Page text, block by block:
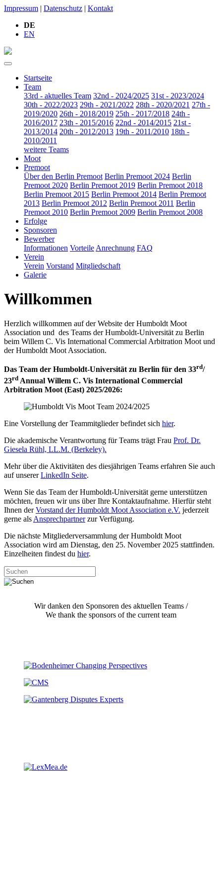
Impressum | Datenschutz | Kontakt
DE
EN
Startseite
Team
33rd - aktuelles Team 32nd - 2024/2025 31st - 2023/2024
30th - 2022/2023 29th - 2021/2022 28th - 2020/2021 27th -
2019/2020 26th - 2018/2019 25th - 2017/2018 24th -
2016/2017 23th - 2015/2016 22nd - 2014/2015 21st -
2013/2014 20th - 2012/2013 19th - 2011/2010 18th -
2010/2011
weitere Teams
Moot
Premoot
Über den Berlin Premoot Berlin Premoot 2024 Berlin
Premoot 2020 Berlin Premoot 2019 Berlin Premoot 2018
Berlin Premoot 2015 Berlin Premoot 2014 Berlin Premoot
2013 Berlin Premoot 2012 Berlin Premoot 2011 Berlin
Premoot 2010 Berlin Premoot 2009 Berlin Premoot 2008
Erfolge
Sponsoren
Bewerber
Informationen Vorteile Anrechnung FAQ
Verein
Verein Vorstand Mitgliedschaft
Galerie
Willkommen
Herzlich willkommen auf der Website der Humboldt Moot
Association und des Teams der Humboldt-Universität zu Berlin
beim Willem C. Vis International Commercial Arbitration Moot und
der Humboldt Moot Association.
Das Team der Humboldt-Universität zu Berlin für den 33rd/
23rd Annual Willem C. Vis International Commercial
Arbitration Moot (East) 2025/2026:
Eine Vorstellung der Teammitglieder befindet sich hier.
Die akademische Verantwortung für Teams trägt Frau Prof. Dr.
Giesela Rühl, LL.M. (Berkeley).
Mehr über die Aktivitäten des diesjährigen Teams erfahren Sie auch
auf unsererLinkedIn Seite.
Wenn Sie das Team der Humboldt-Universität gerne unterstützen
möchten, freuen wir uns über Ihre Kontaktaufnahme. Hierfür steht
Ihnen derVorstand der Humboldt Moot Association e.V. jederzeit
gerne als Ansprechpartnerzur Verfügung.
Die nächste Mitgliederversammlung der Humboldt Moot
Association wird am Dienstag, den 25. November 2025 stattfinden.
Einzelheiten findest du hier.
Wir danken den Sponsoren des aktuellen Teams /
We thank the sponsors of the current team